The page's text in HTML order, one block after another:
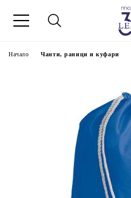
Начало Чанти, раници и куфари